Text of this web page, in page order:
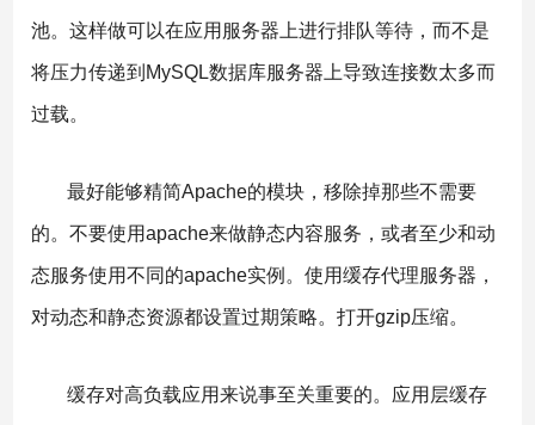
池。这样做可以在应用服务器上进行排队等待，而不是
将压力传递到MySQL数据库服务器上导致连接数太多而
过载。
最好能够精简Apache的模块，移除掉那些不需要
的。不要使用apache来做静态内容服务，或者至少和动
态服务使用不同的apache实例。使用缓存代理服务器，
对动态和静态资源都设置过期策略。打开gzip压缩。
缓存对高负载应用来说事至关重要的。应用层缓存